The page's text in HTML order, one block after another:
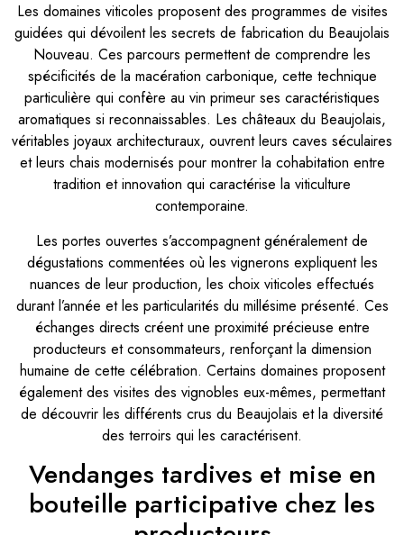
Les domaines viticoles proposent des programmes de visites
guidées qui dévoilent les secrets de fabrication du Beaujolais
Nouveau. Ces parcours permettent de comprendre les
spécificités de la macération carbonique, cette technique
particulière qui confère au vin primeur ses caractéristiques
aromatiques si reconnaissables. Les châteaux du Beaujolais,
véritables joyaux architecturaux, ouvrent leurs caves séculaires
et leurs chais modernisés pour montrer la cohabitation entre
tradition et innovation qui caractérise la viticulture
contemporaine.
Les portes ouvertes s’accompagnent généralement de
dégustations commentées où les vignerons expliquent les
nuances de leur production, les choix viticoles effectués
durant l’année et les particularités du millésime présenté. Ces
échanges directs créent une proximité précieuse entre
producteurs et consommateurs, renforçant la dimension
humaine de cette célébration. Certains domaines proposent
également des visites des vignobles eux-mêmes, permettant
de découvrir les différents crus du Beaujolais et la diversité
des terroirs qui les caractérisent.
Vendanges tardives et mise en
bouteille participative chez les